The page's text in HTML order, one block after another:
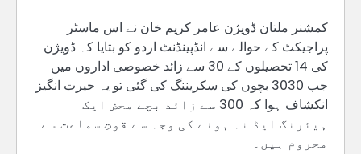
کمشنر ملتان ڈویژن عامر کریم خان نے اس ماسٹر
پراجیکٹ کے حوالے سے انڈپینڈنٹ اردو کو بتایا کہ ڈویژن
کی 14 تحصیلوں کے 30 سے زائد خصوصی اداروں میں
جب 3030 بچوں کی سکریننگ کی گئی تو یہ حیرت انگیز
انکشاف ہوا کہ 300 سے زائد بچے محض ایک
ہیئرنگ ایڈ نہ ہونے کی وجہ سے قوتِ سماعت سے
محروم ہیں۔